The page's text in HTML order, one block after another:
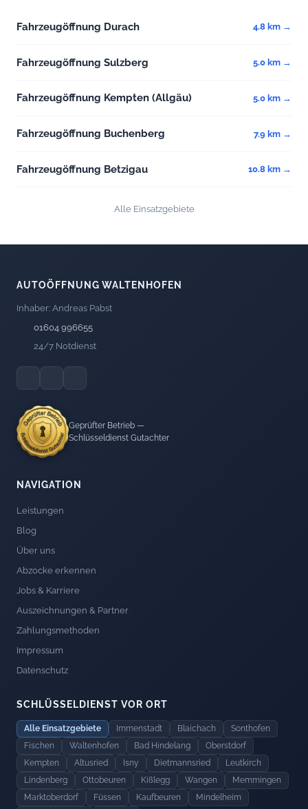
Fahrzeugöffnung Durach 4.8 km →
Fahrzeugöffnung Sulzberg 5.0 km →
Fahrzeugöffnung Kempten (Allgäu) 5.0 km →
Fahrzeugöffnung Buchenberg 7.9 km →
Fahrzeugöffnung Betzigau 10.8 km →
Alle Einsatzgebiete
AUTOÖFFNUNG WALTENHOFEN
Inhaber: Andreas Pabst
01604 996655
24/7 Notdienst
Geprüfter Betrieb —
Schlüsseldienst Gutachter
NAVIGATION
Leistungen
Blog
Über uns
Abzocke erkennen
Jobs & Karriere
Auszeichnungen & Partner
Zahlungsmethoden
Impressum
Datenschutz
SCHLÜSSELDIENST VOR ORT
Alle Einsatzgebiete Immenstadt Blaichach
Sonthofen
Fischen
Waltenhofen Bad Hindelang
Oberstdorf
Kempten
Altusried Isny Dietmannsried
Leutkirch
Lindenberg
Ottobeuren Kißlegg Wangen
Memmingen
Marktoberdorf
Füssen Kaufbeuren Mindelheim